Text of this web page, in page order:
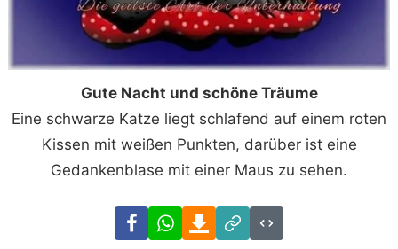
Gute Nacht und schöne Träume
Eine schwarze Katze liegt schlafend auf einem roten
Kissen mit weißen Punkten, darüber ist eine
Gedankenblase mit einer Maus zu sehen.
FacebookWhatsAppDownload
Link
Code